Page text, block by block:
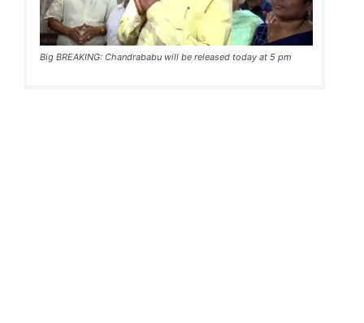
Big BREAKING: Chandrababu will be released today at 5 pm